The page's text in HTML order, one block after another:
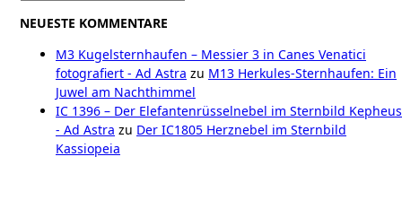
NEUESTE KOMMENTARE
M3 Kugelsternhaufen – Messier 3 in Canes Venatici
fotografiert - Ad Astra zu M13 Herkules-Sternhaufen: Ein
Juwel am Nachthimmel
IC 1396 – Der Elefantenrüsselnebel im Sternbild Kepheus
- Ad Astra zu Der IC1805 Herznebel im Sternbild
Kassiopeia